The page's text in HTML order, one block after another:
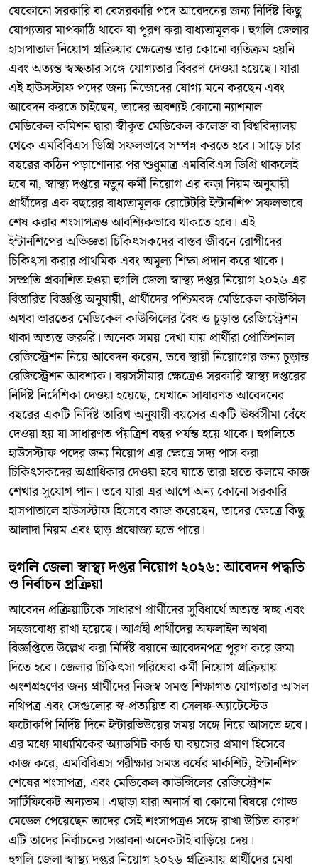
যেকোনো সরকারি বা বেসরকারি পদে আবেদনের জন্য নির্দিষ্ট কিছু
যোগ্যতার মাপকাঠি থাকে যা পূরণ করা বাধ্যতামূলক। হুগলি জেলার
হাসপাতাল নিয়োগ প্রক্রিয়ার ক্ষেত্রেও তার কোনো ব্যতিক্রম হয়নি
এবং অত্যন্ত স্বচ্ছতার সঙ্গে যোগ্যতার বিবরণ দেওয়া হয়েছে। যারা
এই হাউসস্টাফ পদের জন্য নিজেদের যোগ্য মনে করছেন এবং
আবেদন করতে চাইছেন, তাদের অবশ্যই কোনো ন্যাশনাল
মেডিকেল কমিশন দ্বারা স্বীকৃত মেডিকেল কলেজ বা বিশ্ববিদ্যালয়
থেকে এমবিবিএস ডিগ্রি সফলভাবে সম্পন্ন করতে হবে। সাড়ে চার
বছরের কঠিন পড়াশোনার পর শুধুমাত্র এমবিবিএস ডিগ্রি থাকলেই
হবে না, স্বাস্থ্য দপ্তরে নতুন কর্মী নিয়োগ এর কড়া নিয়ম অনুযায়ী
প্রার্থীদের এক বছরের বাধ্যতামূলক রোটেটরি ইন্টার্নশিপ সফলভাবে
শেষ করার শংসাপত্রও আবশ্যিকভাবে থাকতে হবে। এই
ইন্টার্নশিপের অভিজ্ঞতা চিকিৎসকদের বাস্তব জীবনে রোগীদের
চিকিৎসা করার প্রাথমিক এবং অমূল্য শিক্ষা প্রদান করে থাকে।
সম্প্রতি প্রকাশিত হওয়া হুগলি জেলা স্বাস্থ্য দপ্তর নিয়োগ ২০২৬ এর
বিস্তারিত বিজ্ঞপ্তি অনুযায়ী, প্রার্থীদের পশ্চিমবঙ্গ মেডিকেল কাউন্সিল
অথবা ভারতের মেডিকেল কাউন্সিলের বৈধ ও চূড়ান্ত রেজিস্ট্রেশন
থাকা অত্যন্ত জরুরি। অনেক সময় দেখা যায় প্রার্থীরা প্রোভিশনাল
রেজিস্ট্রেশন নিয়ে আবেদন করেন, তবে স্থায়ী নিয়োগের জন্য চূড়ান্ত
রেজিস্ট্রেশন আবশ্যক। বয়সসীমার ক্ষেত্রেও সরকারি স্বাস্থ্য দপ্তরের
নির্দিষ্ট নির্দেশিকা দেওয়া হয়েছে, যেখানে সাধারণত আবেদনের
বছরের একটি নির্দিষ্ট তারিখ অনুযায়ী বয়সের একটি ঊর্ধ্বসীমা বেঁধে
দেওয়া হয় যা সাধারণত পঁয়ত্রিশ বছর পর্যন্ত হয়ে থাকে। হুগলিতে
হাউসস্টাফ পদের জন্য নিয়োগ এর ক্ষেত্রে সদ্য পাস করা
চিকিৎসকদের অগ্রাধিকার দেওয়া হবে যাতে তারা হাতে কলমে কাজ
শেখার সুযোগ পান। তবে যারা এর আগে অন্য কোনো সরকারি
হাসপাতালে হাউসস্টাফ হিসেবে কাজ করেছেন, তাদের ক্ষেত্রে কিছু
আলাদা নিয়ম এবং ছাড় প্রযোজ্য হতে পারে।
হুগলি জেলা স্বাস্থ্য দপ্তর নিয়োগ ২০২৬: আবেদন পদ্ধতি
ও নির্বাচন প্রক্রিয়া
আবেদন প্রক্রিয়াটিকে সাধারণ প্রার্থীদের সুবিধার্থে অত্যন্ত স্বচ্ছ এবং
সহজবোধ্য রাখা হয়েছে। আগ্রহী প্রার্থীদের অফলাইন অথবা
বিজ্ঞপ্তিতে উল্লেখ করা নির্দিষ্ট বয়ানে আবেদনপত্র পূরণ করে জমা
দিতে হবে। জেলার চিকিৎসা পরিষেবা কর্মী নিয়োগ প্রক্রিয়ায়
অংশগ্রহণের জন্য প্রার্থীদের নিজস্ব সমস্ত শিক্ষাগত যোগ্যতার আসল
নথিপত্র এবং সেগুলোর স্ব-প্রত্যয়িত বা সেলফ-অ্যাটেস্টেড
ফটোকপি নির্দিষ্ট দিনে ইন্টারভিউয়ের সময় সঙ্গে নিয়ে আসতে হবে।
এর মধ্যে মাধ্যমিকের অ্যাডমিট কার্ড যা বয়সের প্রমাণ হিসেবে
কাজ করে, এমবিবিএস পরীক্ষার সমস্ত বর্ষের মার্কশিট, ইন্টার্নশিপ
শেষের শংসাপত্র, এবং মেডিকেল কাউন্সিলের রেজিস্ট্রেশন
সার্টিফিকেট অন্যতম। এছাড়া যারা অনার্স বা কোনো বিষয়ে গোল্ড
মেডেল পেয়েছেন তাদের সেই শংসাপত্রও সঙ্গে রাখা উচিত কারণ
এটি তাদের নির্বাচনের সম্ভাবনা অনেকটাই বাড়িয়ে দেয়।
হুগলি জেলা স্বাস্থ্য দপ্তর নিয়োগ ২০২৬ প্রক্রিয়ায় প্রার্থীদের মেধা